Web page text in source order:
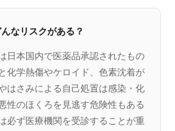
なリスクがある？
日本国内で医薬品承認されたもの
化学熱傷やケロイド、色素沈着が
はさみによる自己処置は感染・化
性のほくろを見逃す危険性もある
必ず医療機関を受診することが重